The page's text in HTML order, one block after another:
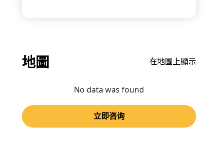
地圖 在地圖上顯示
No data was found
立即咨询